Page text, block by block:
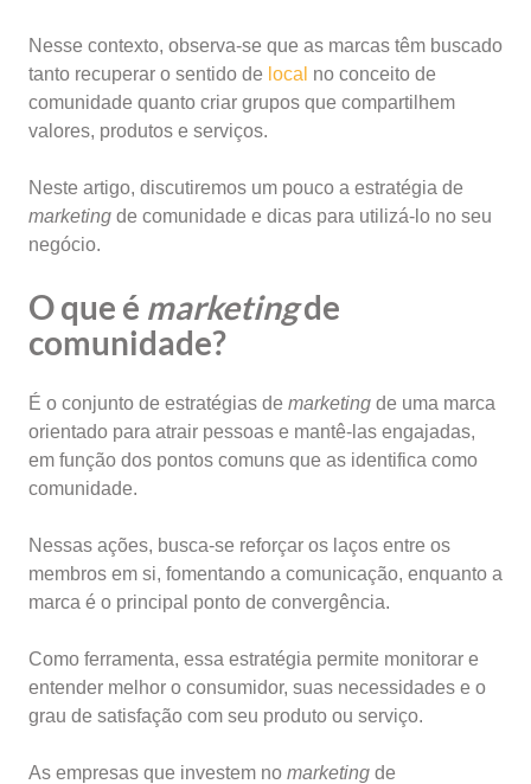
Nesse contexto, observa-se que as marcas têm buscado
tanto recuperar o sentido de local no conceito de
comunidade quanto criar grupos que compartilhem
valores, produtos e serviços.
Neste artigo, discutiremos um pouco a estratégia de
marketing de comunidade e dicas para utilizá-lo no seu
negócio.
O que é marketingde
comunidade?
É o conjunto de estratégias de marketing de uma marca
orientado para atrair pessoas e mantê-las engajadas,
em função dos pontos comuns que as identifica como
comunidade.
Nessas ações, busca-se reforçar os laços entre os
membros em si, fomentando a comunicação, enquanto a
marca é o principal ponto de convergência.
Como ferramenta, essa estratégia permite monitorar e
entender melhor o consumidor, suas necessidades e o
grau de satisfação com seu produto ou serviço.
As empresas que investem no marketing de